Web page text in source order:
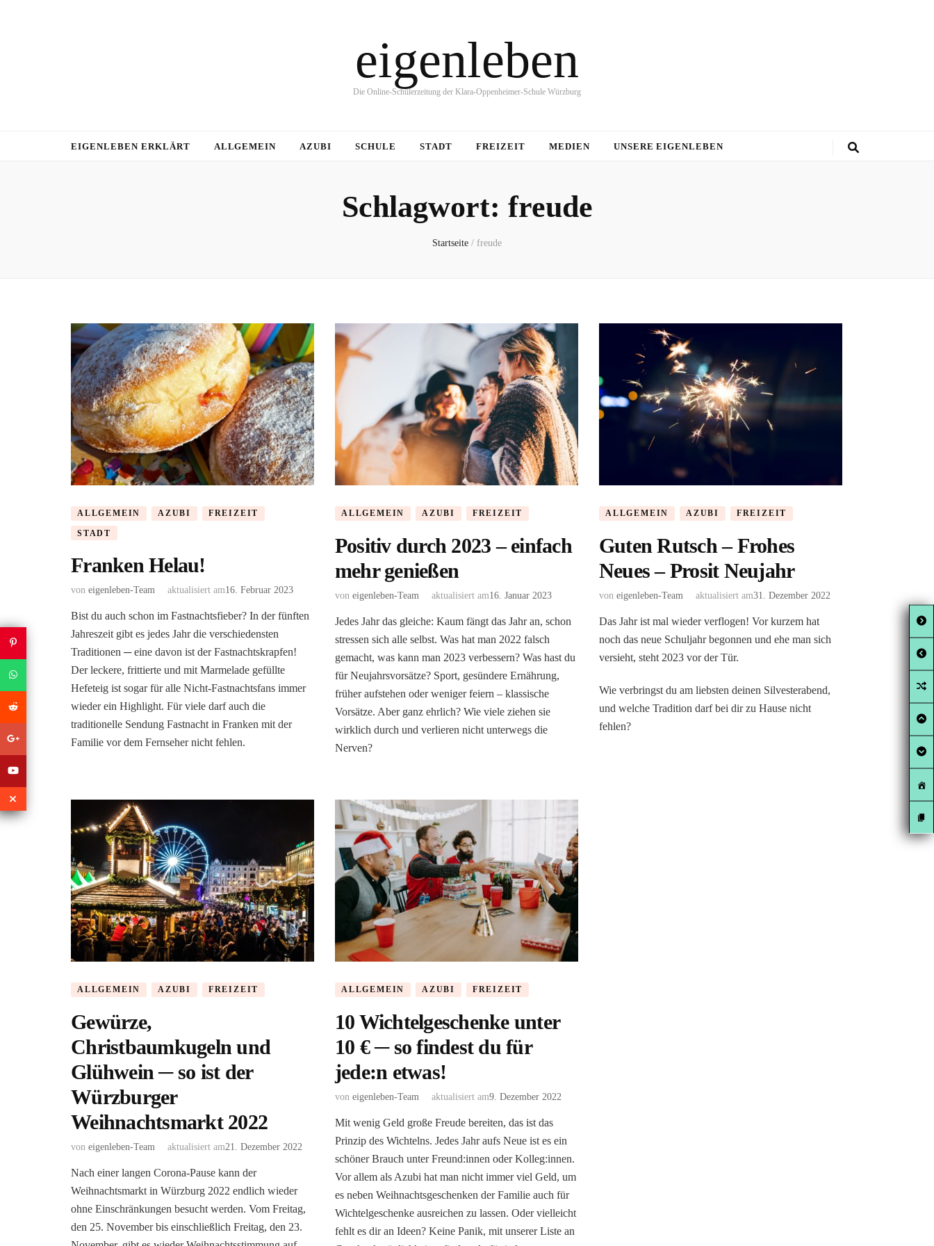
eigenleben
Die Online-Schülerzeitung der Klara-Oppenheimer-Schule Würzburg
EIGENLEBEN ERKLÄRT ALLGEMEIN AZUBI SCHULE STADT FREIZEIT MEDIEN UNSERE EIGENLEBEN
Schlagwort: freude
Startseite / freude
ALLGEMEIN AZUBI FREIZEIT
STADT
Franken Helau!
von eigenleben-Team aktualisiert am16. Februar 2023
Bist du auch schon im Fastnachtsfieber? In der fünften
Jahreszeit gibt es jedes Jahr die verschiedensten
Traditionen ─ eine davon ist der Fastnachtskrapfen!
Der leckere, frittierte und mit Marmelade gefüllte
Hefeteig ist sogar für alle Nicht-Fastnachtsfans immer
wieder ein Highlight. Für viele darf auch die
traditionelle Sendung Fastnacht in Franken mit der
Familie vor dem Fernseher nicht fehlen.
ALLGEMEIN AZUBI FREIZEIT
Positiv durch 2023 – einfach
mehr genießen
von eigenleben-Team aktualisiert am16. Januar 2023
Jedes Jahr das gleiche: Kaum fängt das Jahr an, schon
stressen sich alle selbst. Was hat man 2022 falsch
gemacht, was kann man 2023 verbessern? Was hast du
für Neujahrsvorsätze? Sport, gesündere Ernährung,
früher aufstehen oder weniger feiern – klassische
Vorsätze. Aber ganz ehrlich? Wie viele ziehen sie
wirklich durch und verlieren nicht unterwegs die
Nerven?
ALLGEMEIN AZUBI FREIZEIT
Guten Rutsch – Frohes
Neues – Prosit Neujahr
von eigenleben-Team aktualisiert am31. Dezember 2022
Das Jahr ist mal wieder verflogen! Vor kurzem hat
noch das neue Schuljahr begonnen und ehe man sich
versieht, steht 2023 vor der Tür.
Wie verbringst du am liebsten deinen Silvesterabend,
und welche Tradition darf bei dir zu Hause nicht
fehlen?
ALLGEMEIN AZUBI FREIZEIT
Gewürze,
Christbaumkugeln und
Glühwein ─ so ist der
Würzburger
Weihnachtsmarkt 2022
von eigenleben-Team aktualisiert am21. Dezember 2022
Nach einer langen Corona-Pause kann der
Weihnachtsmarkt in Würzburg 2022 endlich wieder
ohne Einschränkungen besucht werden. Vom Freitag,
den 25. November bis einschließlich Freitag, den 23.
ALLGEMEIN AZUBI FREIZEIT
10 Wichtelgeschenke unter
10 € ─ so findest du für
jede:n etwas!
von eigenleben-Team aktualisiert am9. Dezember 2022
Mit wenig Geld große Freude bereiten, das ist das
Prinzip des Wichtelns. Jedes Jahr aufs Neue ist es ein
schöner Brauch unter Freund:innen oder Kolleg:innen.
Vor allem als Azubi hat man nicht immer viel Geld, um
es neben Weihnachtsgeschenken der Familie auch für
Wichtelgeschenke ausreichen zu lassen. Oder vielleicht
fehlt es dir an Ideen? Keine Panik, mit unserer Liste an